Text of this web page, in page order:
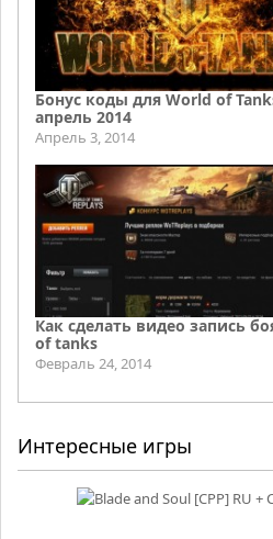
Бонус коды для World of
апрель 2014
Апрель 3, 2014
Как сделать видео запись
of tanks
Февраль 24, 2014
Интересные игры